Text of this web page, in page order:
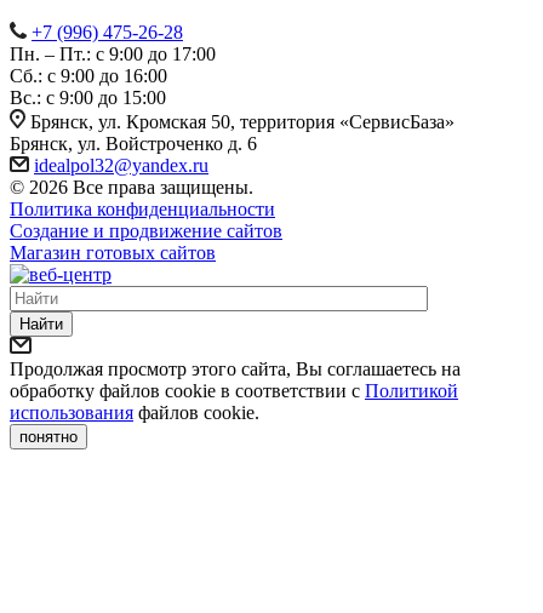
+7 (996) 475-26-28
Пн. – Пт.: с 9:00 до 17:00
Сб.: с 9:00 до 16:00
Bc.: с 9:00 до 15:00
Брянск, ул. Кромская 50, территория «СервисБаза»
Брянск, ул. Войстроченко д. 6
idealpol32@yandex.ru
© 2026 Все права защищены.
Политика конфиденциальности
Создание и продвижение сайтов
Магазин готовых сайтов
Найти
Продолжая просмотр этого сайта, Вы соглашаетесь на
обработку файлов cookie в соответствии с Политикой
использования файлов cookie.
понятно